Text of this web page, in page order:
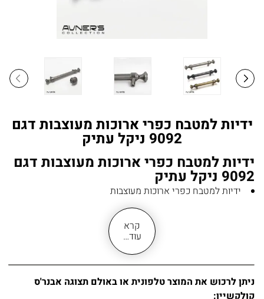
ידיות למטבח כפרי ארוכות מעוצבות דגם
9092 ניקל עתיק
ידיות למטבח כפרי ארוכות מעוצבות דגם
9092 ניקל עתיק
ידיות למטבח כפרי ארוכות מעוצבות
לארון מטבח כפרי, מטבח פרובנס, למטבח קלאסי או אנגלי
משדרגת מראה כל רהיט הבית: ארון מטבח, ארון אמבטיה,
שידות ומגירות
ידית צינור עשויה מחומר מזק
גימור ניקל עתיק איכותי
קרא
עוד…
ניתן לרכוש את המוצר טלפונית או באולם תצוגה אבנר'ס
קולקשיין: